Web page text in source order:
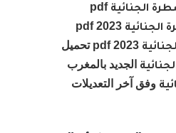
الجنائية pdf
الجنائيةpdf 2023
2023 pdf تحميل
الجديد بالمغرب
وفق آخر التعديلات